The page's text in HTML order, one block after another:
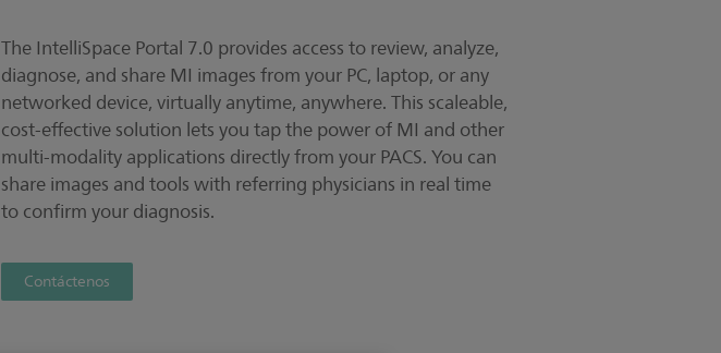
The IntelliSpace Portal 7.0 provides access to review, analyze,
diagnose, and share MI images from your PC, laptop, or any
networked device, virtually anytime, anywhere. This scaleable,
cost-effective solution lets you tap the power of MI and other
multi-modality applications directly from your PACS. You can
share images and tools with referring physicians in real time
to confirm your diagnosis.
Contáctenos